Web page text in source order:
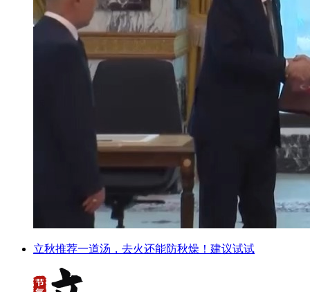
立秋推荐一道汤，去火还能防秋燥！建议试试